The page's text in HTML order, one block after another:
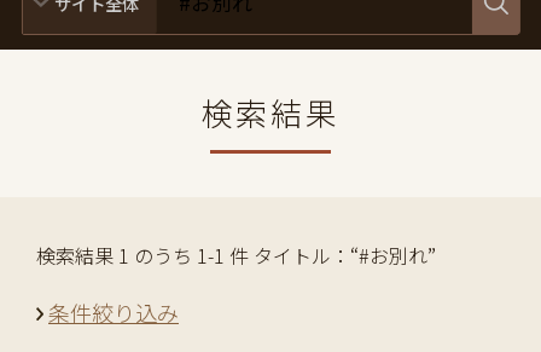
検索結果
検索結果 1 のうち 1-1 件 タイトル：“#お別れ”
条件絞り込み